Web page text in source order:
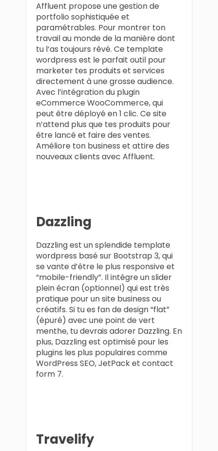
Affluent propose une gestion de
portfolio sophistiquée et
paramétrables. Pour montrer ton
travail au monde de la manière dont
tu l’as toujours rêvé. Ce template
wordpress est le parfait outil pour
marketer tes produits et services
directement à une grosse audience.
Avec l’intégration du plugin
eCommerce WooCommerce, qui
peut être déployé en 1 clic. Ce site
n’attend plus que tes produits pour
être lancé et faire des ventes.
Améliore ton business et attire des
nouveaux clients avec Affluent.
Dazzling
Dazzling est un splendide template
wordpress basé sur Bootstrap 3, qui
se vante d’être le plus responsive et
“mobile-friendly”. Il intègre un slider
plein écran (optionnel) qui est très
pratique pour un site business ou
créatifs. Si tu es fan de design “flat”
(épuré) avec une point de vert
menthe, tu devrais adorer Dazzling. En
plus, Dazzling est optimisé pour les
plugins les plus populaires comme
WordPress SEO, JetPack et contact
form 7.
Travelify